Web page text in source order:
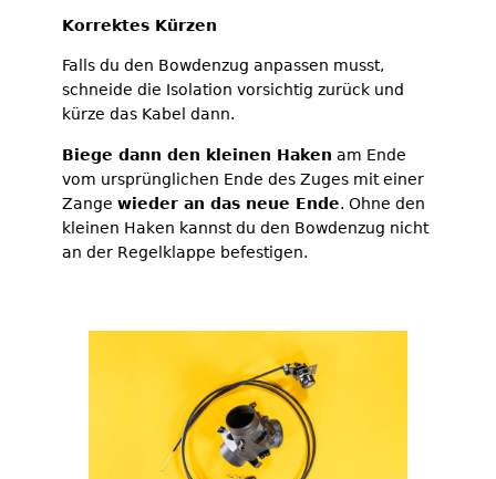
Korrektes Kürzen
Falls du den Bowdenzug anpassen musst,
schneide die Isolation vorsichtig zurück und
kürze das Kabel dann.
Biege dann den kleinen Haken am Ende
vom ursprünglichen Ende des Zuges mit einer
Zange wieder an das neue Ende. Ohne den
kleinen Haken kannst du den Bowdenzug nicht
an der Regelklappe befestigen.